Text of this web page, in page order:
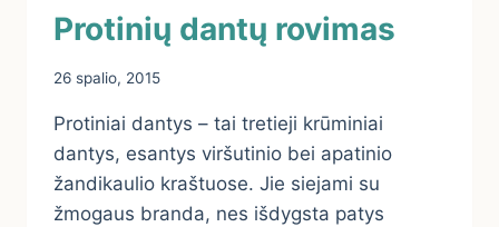
Protinių dantų rovimas
26 spalio, 2015
Protiniai dantys – tai tretieji krūminiai
dantys, esantys viršutinio bei apatinio
žandikaulio kraštuose. Jie siejami su
žmogaus branda, nes išdygsta patys